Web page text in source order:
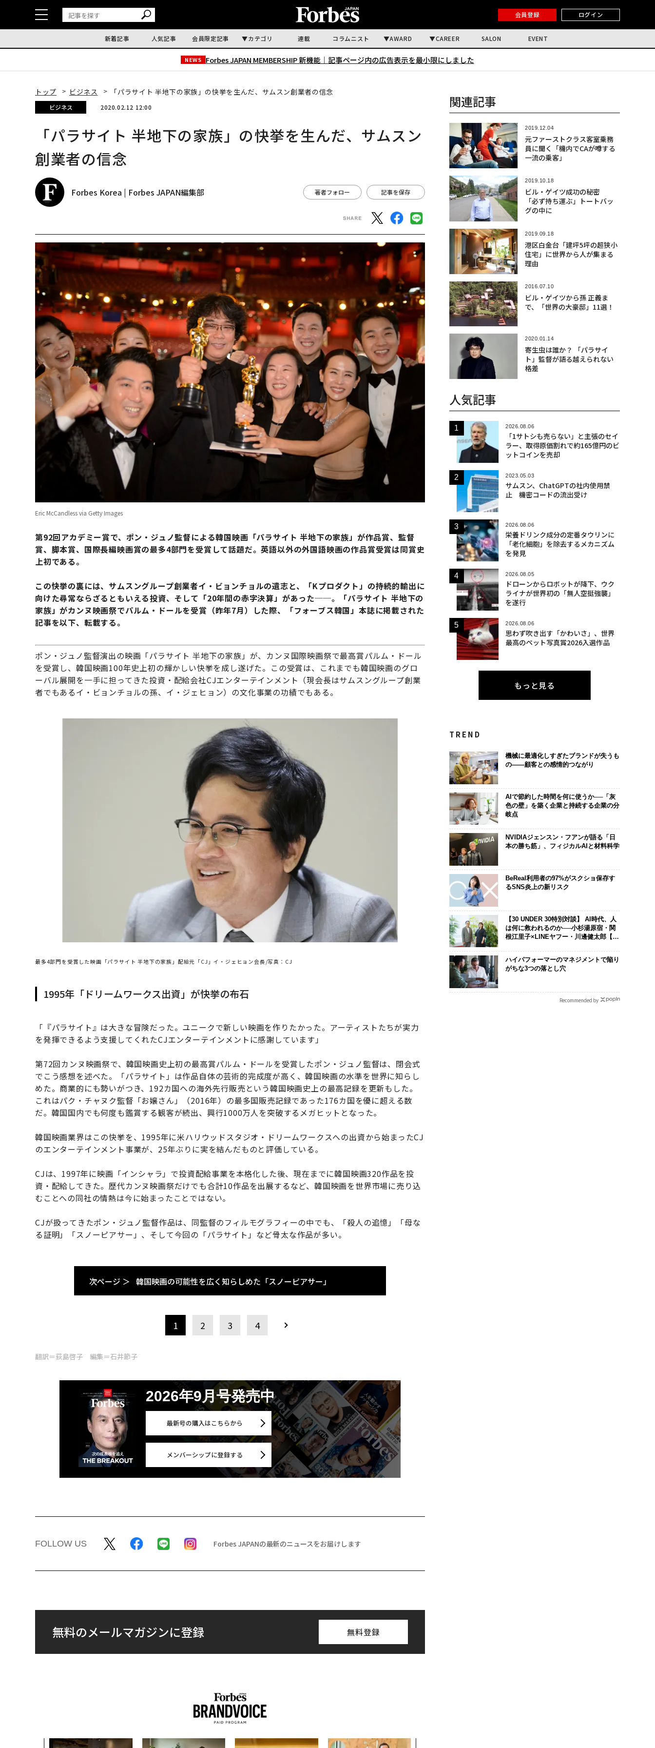
会員登録 ログイン
新着記事 人気記事 会員限定記事 カテゴリ 連載 コラムニスト AWARD CAREER SALON EVENT
NEWS Forbes JAPAN MEMBERSHIP 新機能｜ 記事ページ内の広告表示を最小限にしました
トップ ビジネス 「パラサイト 半地下の家族」の快挙を生んだ、サムスン創業者の信念
ビジネス 2020.02.12 12:00
「パラサイト 半地下の家族」の快挙を生んだ、サムスン
創業者の信念
Forbes Korea | Forbes JAPAN編集部 著者フォロー 記事を保存
Eric McCandless via Getty Images
第92回アカデミー賞で、ポン・ジュノ監督による韓国映画「パラサイト 半地下の家族」が作品賞、監督
賞、脚本賞、国際長編映画賞の最多4部門を受賞して話題だ。英語以外の外国語映画の作品賞受賞は同賞史
上初である。
この快挙の裏には、サムスングループ創業者イ・ビョンチョルの遺志と、「Kプロダクト」の持続的輸出に
向けた尋常ならざるともいえる投資、そして「20年間の赤字決算」があった──。「パラサイト 半地下の
家族」がカンヌ映画祭でパルム・ドールを受賞（昨年7月）した際、「フォーブス韓国」本誌に掲載された
記事を以下、転載する。
ポン・ジュノ監督演出の映画「パラサイト 半地下の家族」が、カンヌ国際映画祭で最高賞パルム・ドール
を受賞し、韓国映画100年史上初の輝かしい快挙を成し遂げた。この受賞は、これまでも韓国映画のグロ
ーバル展開を一手に担ってきた投資・配給会社CJエンターテインメント（現会長はサムスングループ創業
者でもあるイ・ビョンチョルの孫、イ・ジェヒョン）の文化事業の功績でもある。
最多4部門を受賞した映画「パラサイト 半地下の家族」配給元「CJ」イ・ジェヒョン会長/写真：CJ
1995年「ドリームワークス出資」が快挙の布石
「『パラサイト』は大きな冒険だった。ユニークで新しい映画を作りたかった。アーティストたちが実力
を発揮できるよう支援してくれたCJエンターテインメントに感謝しています」
第72回カンヌ映画祭で、韓国映画史上初の最高賞パルム・ドールを受賞したポン・ジュノ監督は、閉会式
でこう感想を述べた。「パラサイト」は作品自体の芸術的完成度が高く、韓国映画の水準を世界に知らし
めた。商業的にも勢いがつき、192カ国への海外先行販売という韓国映画史上の最高記録を更新もした。
これはパク・チャヌク監督「お嬢さん」（2016年）の最多国販売記録であった176カ国を優に超える数
だ。韓国国内でも何度も鑑賞する観客が続出、興行1000万人を突破するメガヒットとなった。
韓国映画業界はこの快挙を、1995年に米ハリウッドスタジオ・ドリームワークスへの出資から始まったCJ
のエンターテインメント事業が、25年ぶりに実を結んだものと評価している。
CJは、1997年に映画「インシャラ」で投資配給事業を本格化した後、現在までに韓国映画320作品を投
資・配給してきた。歴代カンヌ映画祭だけでも合計10作品を出展するなど、韓国映画を世界市場に売り込
むことへの同社の情熱は今に始まったことではない。
CJが扱ってきたポン・ジュノ監督作品は、同監督のフィルモグラフィーの中でも、「殺人の追憶」「母な
る証明」「スノーピアサー」、そして今回の「パラサイト」など骨太な作品が多い。
次ページ ＞ 韓国映画の可能性を広く知らしめた「スノーピアサー」
1 2 3 4
翻訳＝荻島啓子 編集＝石井節子
2026年9月号発売中
最新号の購入はこちらから
メンバーシップに登録する
FOLLOW US Forbes JAPANの最新のニュースをお届けします
無料のメールマガジンに登録 無料登録
関連記事
2019.12.04
元ファーストクラス客室乗務
員に聞く「機内でCAが噂する
一流の乗客」
2019.10.18
ビル・ゲイツ成功の秘密
「必ず持ち運ぶ」トートバッ
グの中に
2019.09.18
港区白金台「建坪5坪の超狭小
住宅」に世界から人が集まる
理由
2016.07.10
ビル・ゲイツから孫 正義ま
で、「世界の大豪邸」11選！
2020.01.14
寄生虫は誰か？ 「パラサイ
ト」監督が語る越えられない
格差
人気記事
2026.08.06
「1サトシも売らない」と主張のセイ
ラー、取得原価割れで約165億円のビ
ットコインを売却
2023.05.03
サムスン、ChatGPTの社内使用禁
止 機密コードの流出受け
2026.08.06
栄養ドリンク成分の定番タウリンに
「老化細胞」を除去するメカニズム
を発見
2026.08.05
ドローンからロボットが降下、ウク
ライナが世界初の「無人空挺強襲」
を遂行
2026.08.06
思わず吹き出す「かわいさ」、世界
最高のペット写真賞2026入選作品
もっと見る
TREND
機械に最適化しすぎたブランドが失うも
の――顧客との感情的つながり
AIで節約した時間を何に使うか──「灰
色の壁」を築く企業と持続する企業の分
岐点
NVIDIAジェンスン・フアンが語る「日
本の勝ち筋」、フィジカルAIと材料科学
BeReal利用者の97%がスクショ保存す
るSNS炎上の新リスク
【30 UNDER 30特別対談】 AI時代、人
は何に救われるのか──小杉湯原宿・関
根江里子×LINEヤフー・川邊健太郎【後
ハイパフォーマーのマネジメントで陥り
がちな3つの落とし穴
Recommended by